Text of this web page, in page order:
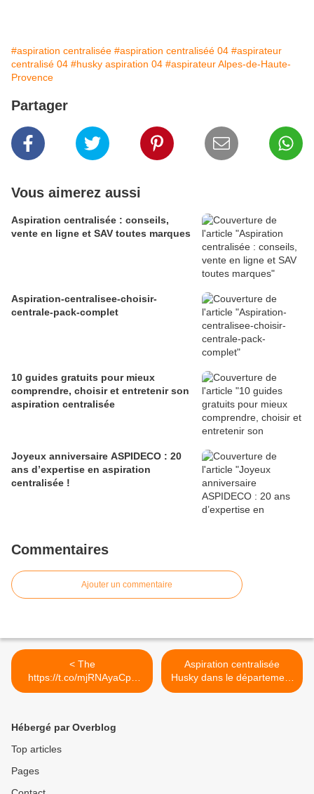
#aspiration centralisée #aspiration centraliséé 04 #aspirateur
centralisé 04 #husky aspiration 04 #aspirateur Alpes-de-Haute-
Provence
Partager
Vous aimerez aussi
Aspiration centralisée : conseils,
vente en ligne et SAV toutes marques
Aspiration-centralisee-choisir-
centrale-pack-complet
10 guides gratuits pour mieux
comprendre, choisir et entretenir son
aspiration centralisée
Joyeux anniversaire ASPIDECO : 20
ans d’expertise en aspiration
centralisée !
Commentaires
Ajouter un commentaire
< The
https://t.co/mjRNAyaCph
Daily est en ligne!...
Aspiration centralisée
Husky dans le département
Hautes-Alpes (code
Hébergé par Overblog
Top articles
Pages